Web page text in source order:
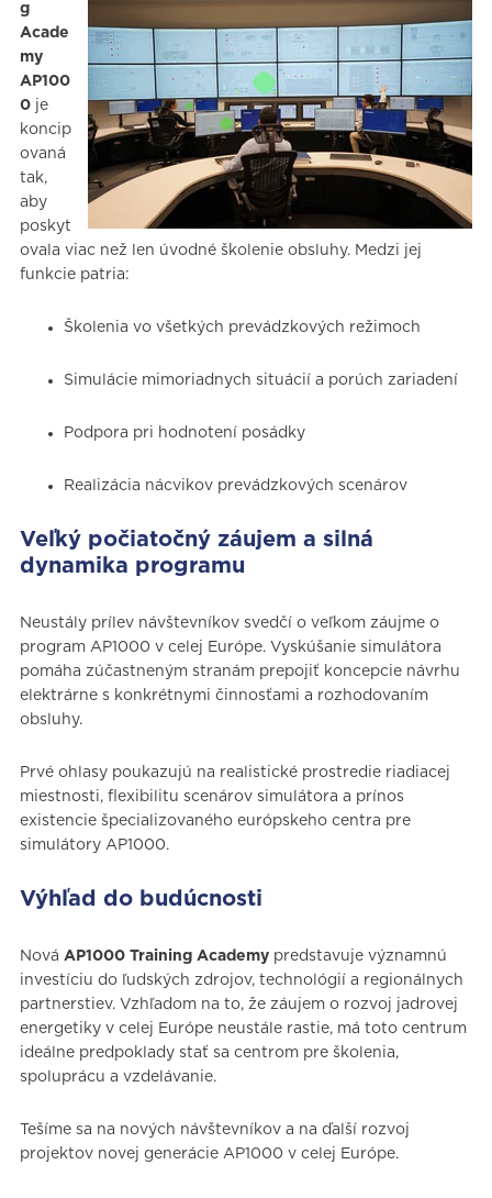
g
Acade
my
AP100
0je
koncip
ovaná
tak,
aby
poskyt
ovala viac než len úvodné školenie obsluhy. Medzi jej
funkcie patria:
Školenia vo všetkých prevádzkových režimoch
Simulácie mimoriadnych situácií a porúch zariadení
Podpora pri hodnotení posádky
Realizácia nácvikov prevádzkových scenárov
Veľký počiatočný záujem a silná
dynamika programu
Neustály prílev návštevníkov svedčí o veľkom záujme o
program AP1000 v celej Európe. Vyskúšanie simulátora
pomáha zúčastneným stranám prepojiť koncepcie návrhu
elektrárne s konkrétnymi činnosťami a rozhodovaním
obsluhy.
Prvé ohlasy poukazujú na realistické prostredie riadiacej
miestnosti, flexibilitu scenárov simulátora a prínos
existencie špecializovaného európskeho centra pre
simulátory AP1000.
Výhľad do budúcnosti
Nová AP1000 Training Academypredstavuje významnú
investíciu do ľudských zdrojov, technológií a regionálnych
partnerstiev. Vzhľadom na to, že záujem o rozvoj jadrovej
energetiky v celej Európe neustále rastie, má toto centrum
ideálne predpoklady stať sa centrom pre školenia,
spoluprácu a vzdelávanie.
Tešíme sa na nových návštevníkov a na ďalší rozvoj
projektov novej generácie AP1000 v celej Európe.